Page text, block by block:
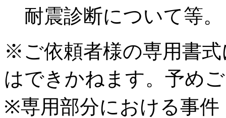
耐震診断について等。
※ご依頼者様の専用書
はできかねます。予め
※専用部分における事件